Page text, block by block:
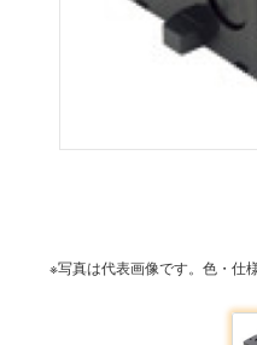
※写真は代表画像です。色・仕